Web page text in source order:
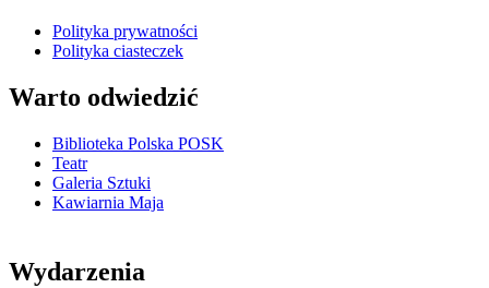
Polityka prywatności
Polityka ciasteczek
Warto odwiedzić
Biblioteka Polska POSK
Teatr
Galeria Sztuki
Kawiarnia Maja
Wydarzenia